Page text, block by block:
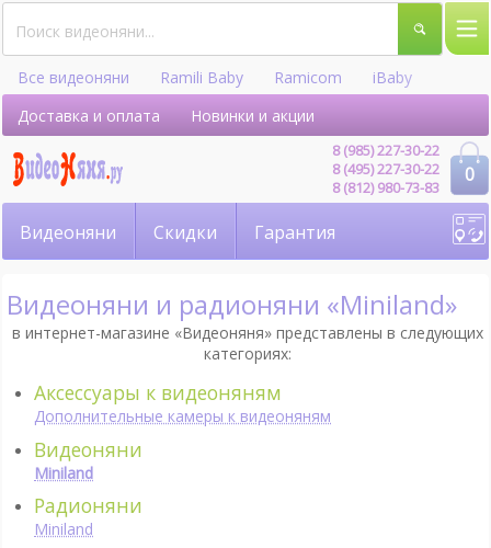
Все видеоняни Ramili Baby Ramicom
iBaby
Hellobaby
Доставка и оплата Новинки и акции
0
8 (985) 227-30-22
8 (495) 227-30-22
8 (812) 980-73-83
Видеоняни Скидки Гарантия
Видеоняни и радионяни «Miniland»
в интернет-магазине «Видеоняня» представлены в следующих
категориях:
Аксессуары к видеоняням
Дополнительные камеры к видеоняням
Видеоняни
Miniland
Радионяни
Miniland